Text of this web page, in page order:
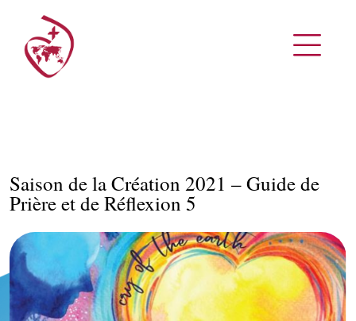
Saison de la Création 2021 – Guide de
Prière et de Réflexion 5